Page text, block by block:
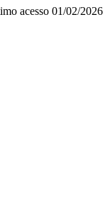
acesso 01/02/2026